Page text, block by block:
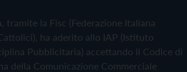
tramite la Fisc (Federazione Italiana
ha aderito allo IAP (Istituto
Pubblicitaria) accettando il Codice di
della Comunicazione Commerciale